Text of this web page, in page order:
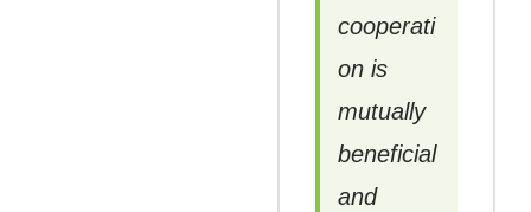
cooperati
on is
mutually
beneficial
and